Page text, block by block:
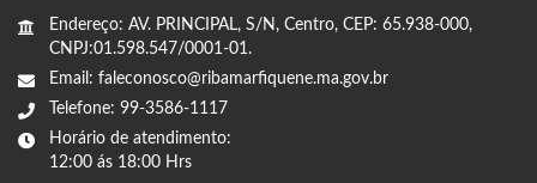
Endereço: AV. PRINCIPAL, S/N, Centro, CEP: 65.938-000,
CNPJ:01.598.547/0001-01.
Email: faleconosco@ribamarfiquene.ma.gov.br
Telefone: 99-3586-1117
Horário de atendimento:
12:00 ás 18:00 Hrs